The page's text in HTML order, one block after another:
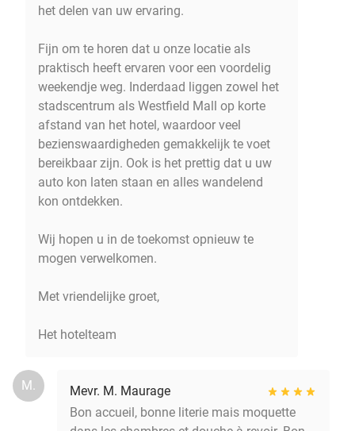
het delen van uw ervaring.
Fijn om te horen dat u onze locatie als
praktisch heeft ervaren voor een voordelig
weekendje weg. Inderdaad liggen zowel het
stadscentrum als Westfield Mall op korte
afstand van het hotel, waardoor veel
bezienswaardigheden gemakkelijk te voet
bereikbaar zijn. Ook is het prettig dat u uw
auto kon laten staan en alles wandelend
kon ontdekken.
Wij hopen u in de toekomst opnieuw te
mogen verwelkomen.
Met vriendelijke groet,
Het hotelteam
M.
Mevr. M. Maurage
Bon accueil, bonne literie mais moquette